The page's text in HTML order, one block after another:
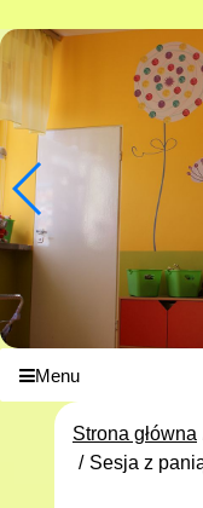
Menu
Strona główna
Sesja z